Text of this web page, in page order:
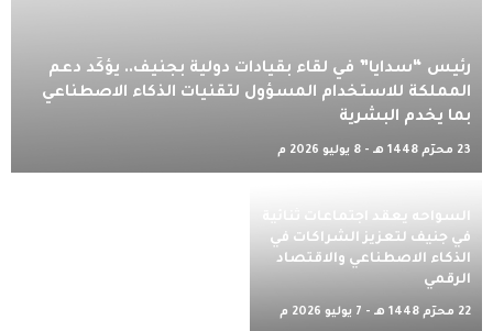
رئيس “سدايا” في لقاء بقيادات دولية بجنيف.. يؤكّد دعم
المملكة للاستخدام المسؤول لتقنيات الذكاء الاصطناعي
بما يخدم البشرية
23 محرّم 1448 هـ - 8 يوليو 2026 م
السواحه يعقد اجتماعات ثنائية
في جنيف لتعزيز الشراكات في
الذكاء الاصطناعي والاقتصاد
الرقمي
22 محرّم 1448 هـ - 7 يوليو 2026 م